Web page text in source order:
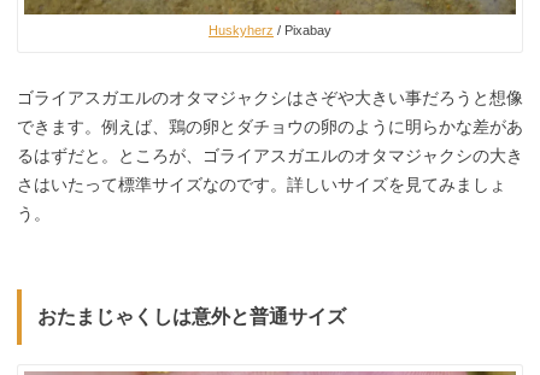
Huskyherz / Pixabay
ゴライアスガエルのオタマジャクシはさぞや大きい事だろうと想像
できます。例えば、鶏の卵とダチョウの卵のように明らかな差があ
るはずだと。ところが、ゴライアスガエルのオタマジャクシの大き
さはいたって標準サイズなのです。詳しいサイズを見てみましょ
う。
おたまじゃくしは意外と普通サイズ